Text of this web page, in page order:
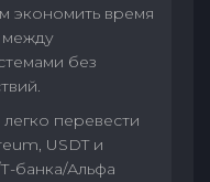
экономить время
между
без
перевести
USDT и
банка/Альфа